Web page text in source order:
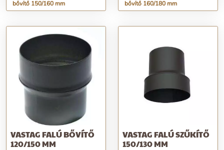
bővítő 150/160 mm
bővítő 160/180 mm
VASTAG FALÚ BŐVÍTŐ
120/150 MM
VASTAG FALÚ SZŰKÍTŐ
150/130 MM